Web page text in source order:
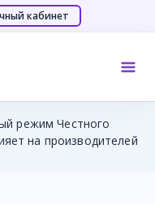
кабинет
режим Честного
на производителей